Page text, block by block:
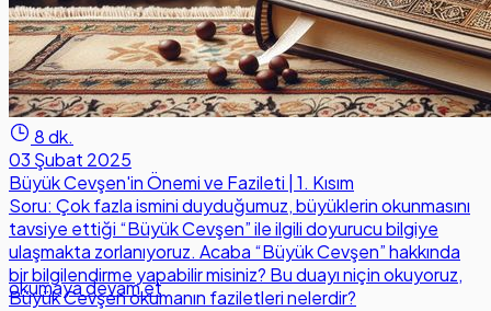
8 dk.
03 Şubat 2025
Büyük Cevşen'in Önemi ve Fazileti | 1. Kısım
Soru: Çok fazla ismini duyduğumuz, büyüklerin okunmasını
tavsiye ettiği “Büyük Cevşen” ile ilgili doyurucu bilgiye
ulaşmakta zorlanıyoruz. Acaba “Büyük Cevşen” hakkında
bir bilgilendirme yapabilir misiniz? Bu duayı niçin okuyoruz,
Büyük Cevşen okumanın faziletleri nelerdir?
okumaya devam et